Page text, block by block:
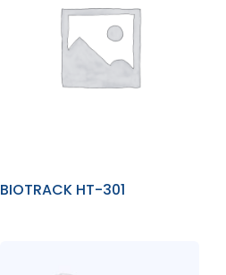
BIOTRACK HT-301